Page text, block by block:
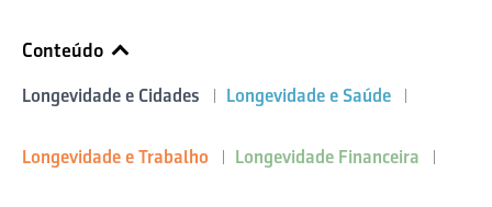
Conteúdo
Longevidade e Cidades Longevidade e Saúde
Longevidade e Trabalho Longevidade Financeira